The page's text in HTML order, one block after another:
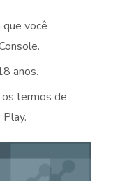
você
anos.
termos de